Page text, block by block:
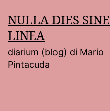
al
contenuto
NULLA DIES SINE
LINEA
diarium (blog) di Mario
Pintacuda